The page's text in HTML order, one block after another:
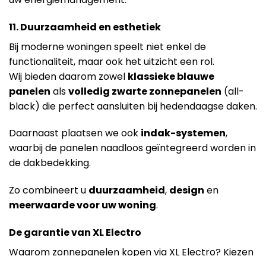
11. Duurzaamheid en esthetiek
Bij moderne woningen speelt niet enkel de
functionaliteit, maar ook het uitzicht een rol.
Wij bieden daarom zowel klassieke blauwe
panelen alsvolledig zwarte zonnepanelen (all-
black) die perfect aansluiten bij hedendaagse daken.
Daarnaast plaatsen we ook indak-systemen,
waarbij de panelen naadloos geïntegreerd worden in
de dakbedekking.
Zo combineert u duurzaamheid, design en
meerwaarde voor uw woning.
De garantie van XL Electro
Waarom zonnepanelen kopen via XL Electro? Kiezen